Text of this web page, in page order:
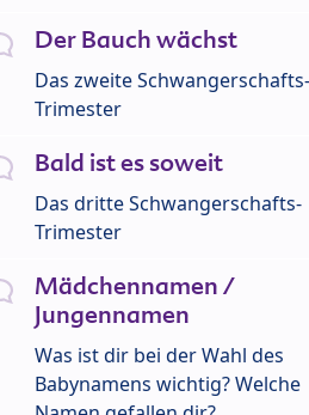
Der Bauch wächst
Das zweite Schwangerschafts-
Trimester
Bald ist es soweit
Das dritte Schwangerschafts-
Trimester
Mädchennamen /
Jungennamen
Was ist dir bei der Wahl des
Babynamens wichtig? Welche